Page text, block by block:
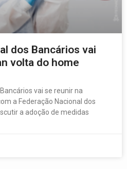
dos Bancários vai
volta do home
vai se reunir na
a Federação Nacional dos
a adoção de medidas